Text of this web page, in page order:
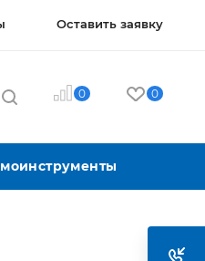
Оставить заявку
0 0